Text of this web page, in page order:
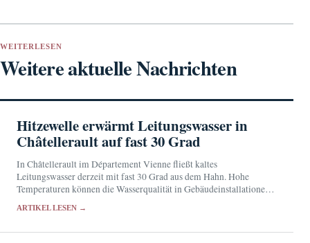
WEITERLESEN
Weitere aktuelle Nachrichten
Hitzewelle erwärmt Leitungswasser in
Châtellerault auf fast 30 Grad
In Châtellerault im Département Vienne fließt kaltes
Leitungswasser derzeit mit fast 30 Grad aus dem Hahn. Hohe
Temperaturen können die Wasserqualität in Gebäudeinstallationen
ARTIKEL LESEN →